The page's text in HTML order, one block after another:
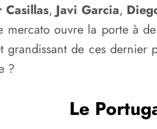
Casillas,Javi Garcia,
ouvre la porte à
grandissant de ces
?
Le